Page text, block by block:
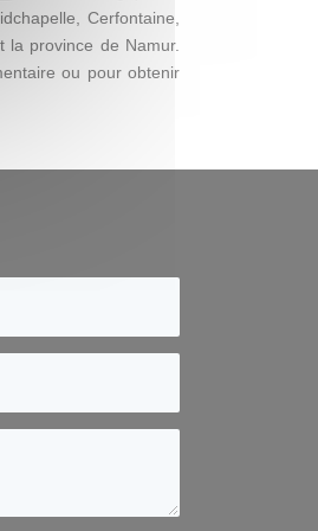
Cerfontaine,
la province de Namur.
ou pour obtenir